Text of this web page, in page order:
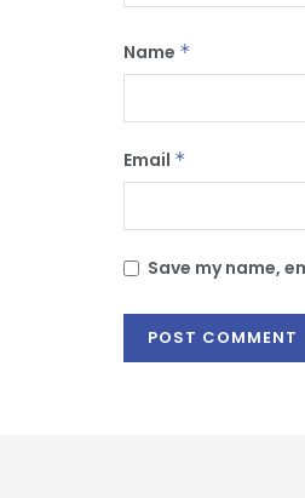
Name *
Email *
Save my name,